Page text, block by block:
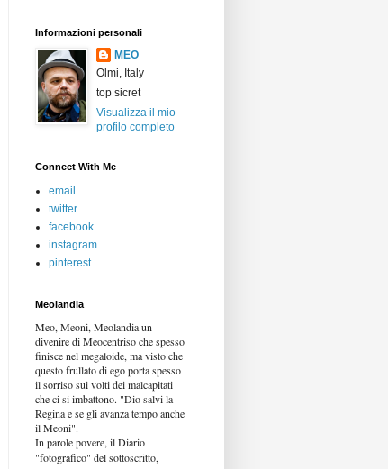
Informazioni personali
MEO
Olmi, Italy
top sicret
Visualizza il mio
profilo completo
Connect With Me
email
twitter
facebook
instagram
pinterest
Meolandia
Meo, Meoni, Meolandia un
divenire di Meocentriso che spesso
finisce nel megaloide, ma visto che
questo frullato di ego porta spesso
il sorriso sui volti dei malcapitati
che ci si imbattono. "Dio salvi la
Regina e se gli avanza tempo anche
il Meoni".
In parole povere, il Diario
"fotografico" del sottoscritto,